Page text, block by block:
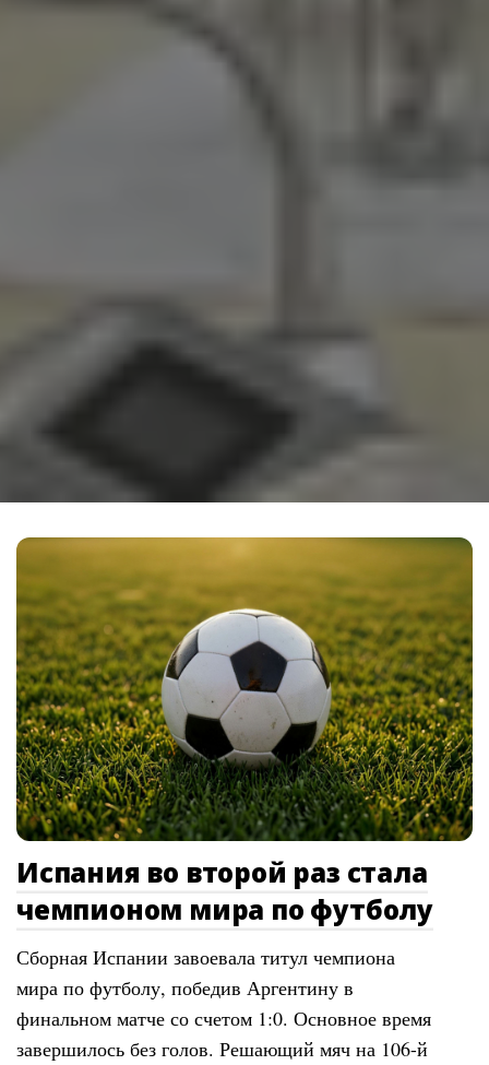
Испания во второй раз стала
чемпионом мира по футболу
Сборная Испании завоевала титул чемпиона
мира по футболу, победив Аргентину в
финальном матче со счетом 1:0. Основное время
завершилось без голов. Решающий мяч на 106-й